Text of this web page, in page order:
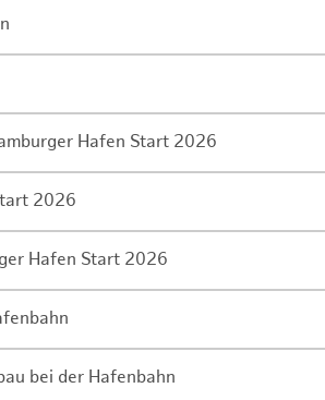
Hafen Start 2026
2026
Hafen Start 2026
bei der Hafenbahn